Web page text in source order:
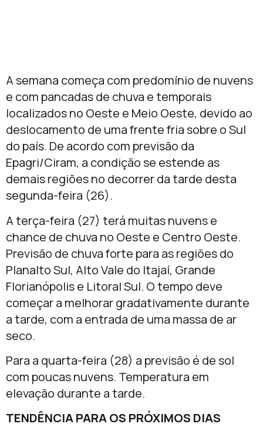
A semana começa com predomínio de nuvens
e com pancadas de chuva e temporais
localizados no Oeste e Meio Oeste, devido ao
deslocamento de uma frente fria sobre o Sul
do país. De acordo com previsão da
Epagri/Ciram, a condição se estende as
demais regiões no decorrer da tarde desta
segunda-feira (26).
A terça-feira (27) terá muitas nuvens e
chance de chuva no Oeste e Centro Oeste.
Previsão de chuva forte para as regiões do
Planalto Sul, Alto Vale do Itajaí, Grande
Florianópolis e Litoral Sul. O tempo deve
começar a melhorar gradativamente durante
a tarde, com a entrada de uma massa de ar
seco.
Para a quarta-feira (28) a previsão é de sol
com poucas nuvens. Temperatura em
elevação durante a tarde.
TENDÊNCIA PARA OS PRÓXIMOS DIAS